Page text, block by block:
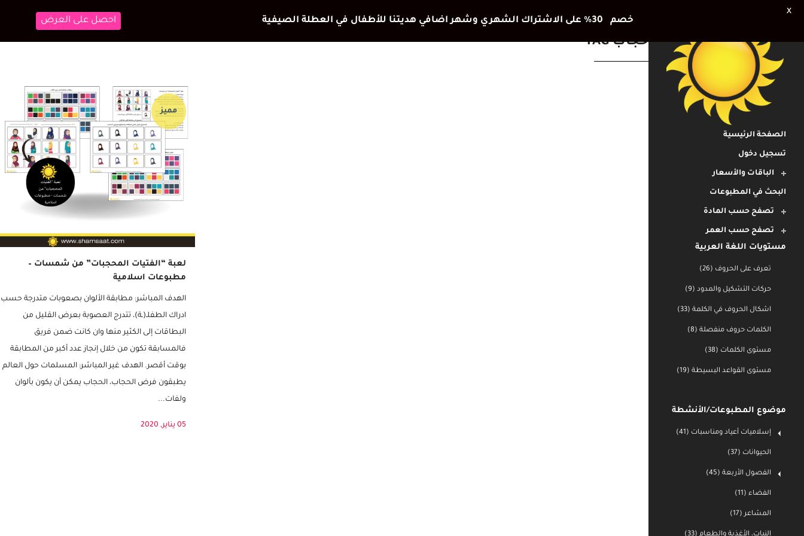
الصفحة الرئيسية
تسجيل دخول
الباقات والأسعار
البحث في المطبوعات
تصفح حسب المادة
تصفح حسب العمر
مستويات اللغة العربية
تعرف على الحروف (26)
حركات التشكيل والمدود (9)
اشكال الحروف في الكلمة (33)
الكلمات حروف منفصلة (8)
مستوى الكلمات (38)
مستوى القواعد البسيطة (19)
موضوع المطبوعات/الأنشطة
إسلاميات أعياد ومناسبات (41)
الحيوانات (37)
الفصول الأربعة (45)
الفضاء (11)
المشاعر (17)
خجاب TAG
لعبة “الفتيات المحجبات” من شمسات –
خصم 30٪ على الاشتراك الشهري وشهر اضافي هديتنا للأطفال في العطلة الصيفية احصل على العرض
X